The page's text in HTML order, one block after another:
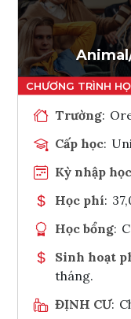
Trường:
Cấp học:
Kỳ nhập học
Học phí:
Học bổng:
Sinh hoạt
tháng.
ĐỊNH CƯ: